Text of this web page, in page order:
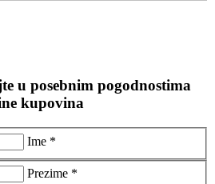
u posebnim pogodnostima
kupovina
Ime *
Prezime *